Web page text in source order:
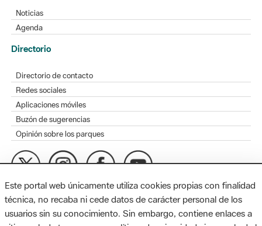
Noticias
Agenda
Directorio
Directorio de contacto
Redes sociales
Aplicaciones móviles
Buzón de sugerencias
Opinión sobre los parques
MAPA WEB AVISO LEGAL ACCESIBILIDAD
Diputación de Barcelona. Edifici Llacuna, 1a planta. Badajoz, 49.
Este portal web únicamente utiliza cookies propias con finalidad
técnica, no recaba ni cede datos de carácter personal de los
usuarios sin su conocimiento. Sin embargo, contiene enlaces a